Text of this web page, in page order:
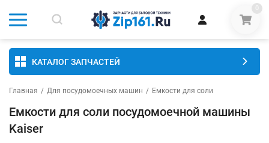
0
КАТАЛОГ ЗАПЧАСТЕЙ
Главная / Для посудомоечных машин / Емкости для соли
Емкости для соли посудомоечной машины
Kaiser